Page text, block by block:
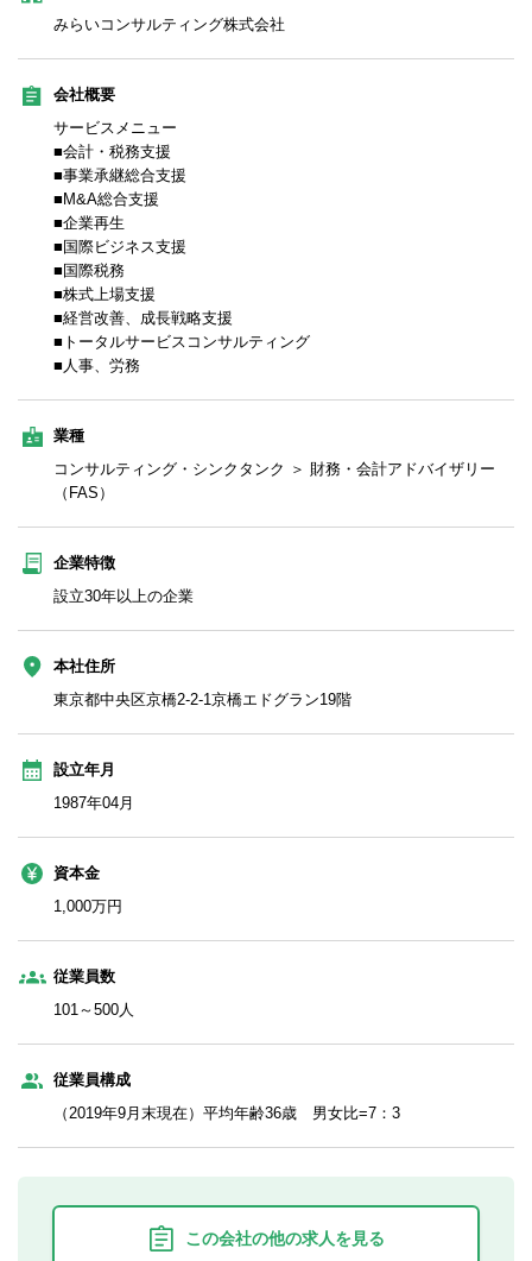
みらいコンサルティング株式会社
会社概要
サービスメニュー
■会計・税務支援
■事業承継総合支援
■M&A総合支援
■企業再生
■国際ビジネス支援
■国際税務
■株式上場支援
■経営改善、成長戦略支援
■トータルサービスコンサルティング
■人事、労務
業種
コンサルティング・シンクタンク ＞ 財務・会計アドバイザリー
（FAS）
企業特徴
設立30年以上の企業
本社住所
東京都中央区京橋2-2-1京橋エドグラン19階
設立年月
1987年04月
資本金
1,000万円
従業員数
101～500人
従業員構成
（2019年9月末現在）平均年齢36歳 男女比=7：3
この会社の他の求人を見る